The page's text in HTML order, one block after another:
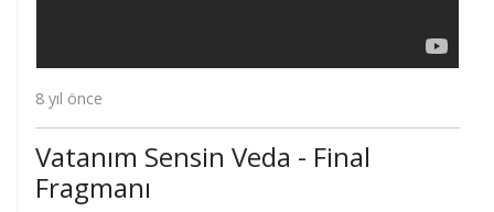
8 yıl önce
Vatanım Sensin Veda - Final
Fragmanı